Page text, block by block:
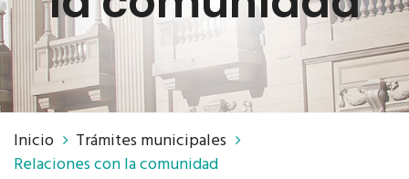
Inicio
Trámites municipales
Relaciones con la comunidad